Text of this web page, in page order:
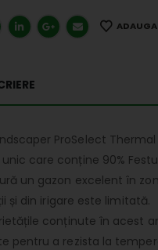
ProSelect
care conține 90%
un gazon excelent în
și din irigare este limitată.
conținute în acest
pentru a rezista la